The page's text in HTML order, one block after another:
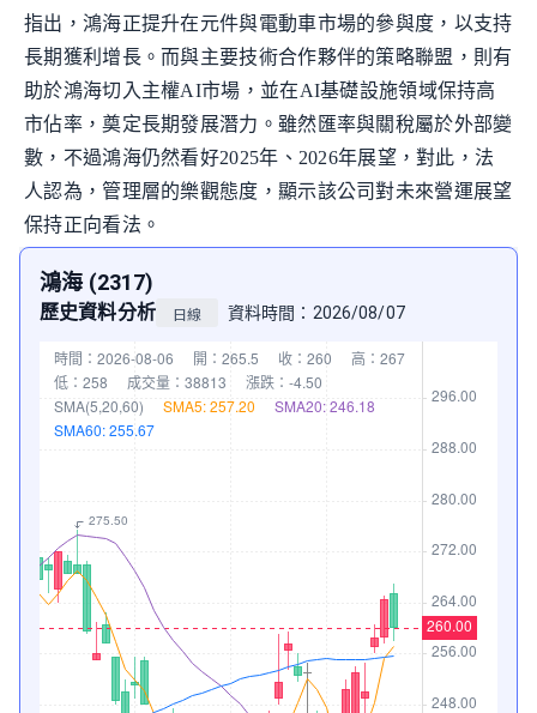
指出，鴻海正提升在元件與電動車市場的參與度，以支持
長期獲利增長。而與主要技術合作夥伴的策略聯盟，則有
助於鴻海切入主權AI市場，並在AI基礎設施領域保持高
市佔率，奠定長期發展潛力。雖然匯率與關稅屬於外部變
數，不過鴻海仍然看好2025年、2026年展望，對此，法
人認為，管理層的樂觀態度，顯示該公司對未來營運展望
保持正向看法。